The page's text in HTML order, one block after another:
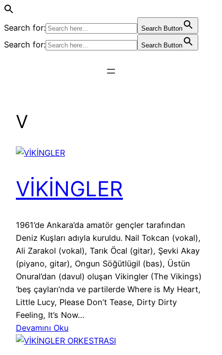
Search for: Search Button
Search for: Search Button
V
VİKİNGLER
1961’de Ankara’da amatör gençler tarafından
Deniz Kuşları adıyla kuruldu. Nail Tokcan (vokal),
Ali Zarakol (vokal), Tarık Öcal (gitar), Şevki Akay
(piyano, gitar), Ongun Söğütlügil (bas), Üstün
Onural’dan (davul) oluşan Vikingler (The Vikings)
‘beş çayları’nda ve partilerde Where is My Heart,
Little Lucy, Please Don’t Tease, Dirty Dirty
Feeling, It’s Now…
Devamını Oku